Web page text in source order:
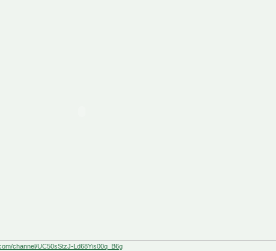
channel/UC50sStzJ-Ld68Yis00q_B6g